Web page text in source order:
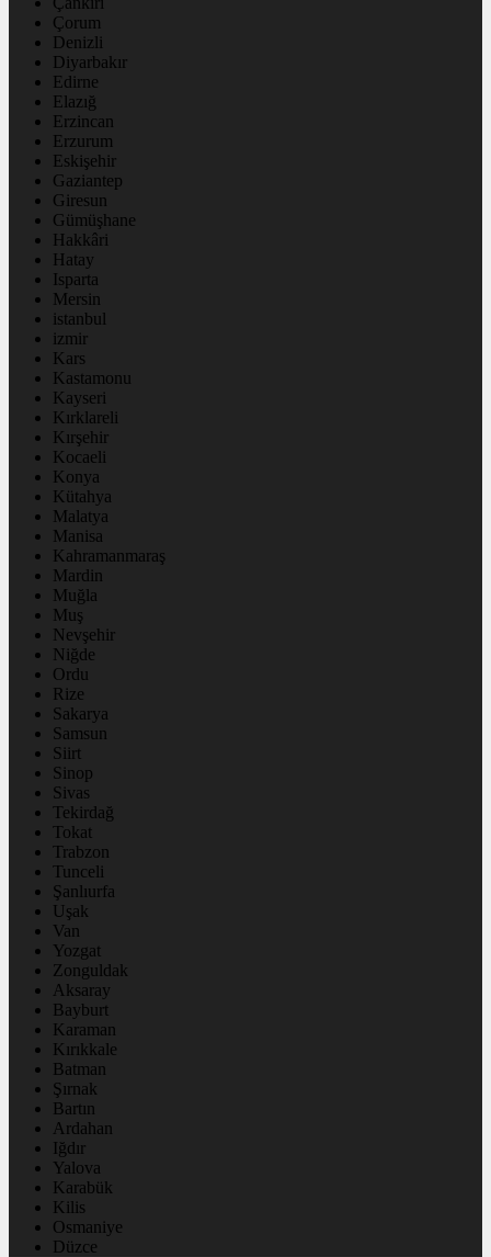
Çorum
Denizli
Diyarbakır
Edirne
Elazığ
Erzincan
Erzurum
Eskişehir
Gaziantep
Giresun
Gümüşhane
Hakkâri
Hatay
Isparta
Mersin
istanbul
izmir
Kars
Kastamonu
Kayseri
Kırklareli
Kırşehir
Kocaeli
Konya
Kütahya
Malatya
Manisa
Kahramanmaraş
Mardin
Muğla
Muş
Nevşehir
Niğde
Ordu
Rize
Sakarya
Samsun
Siirt
Sinop
Sivas
Tekirdağ
Tokat
Trabzon
Tunceli
Şanlıurfa
Uşak
Van
Yozgat
Zonguldak
Aksaray
Bayburt
Karaman
Kırıkkale
Batman
Şırnak
Bartın
Ardahan
Iğdır
Yalova
Karabük
Kilis
Osmaniye
Düzce